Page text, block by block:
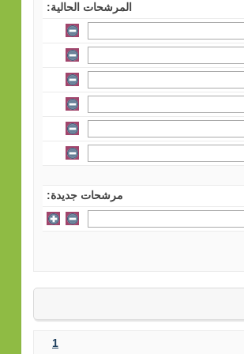
المرشحات الحالية:
مرشحات جديدة:
1